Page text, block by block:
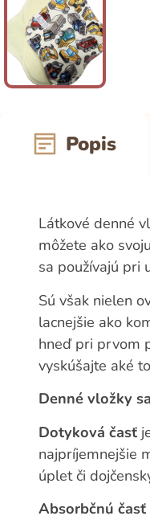
Popis
Látkové denné
môžete ako
sa používajú pri
Sú však nielen
lacnejšie ako
hneď pri prvom
vyskúšajte aké
Denné vložky
Dotyková časť
najpríjemnejšie
úplet či
Absorbčnú časť